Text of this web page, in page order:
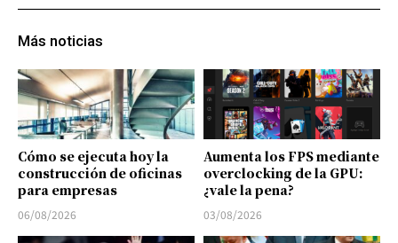
Más noticias
Cómo se ejecuta hoy la
construcción de oficinas
para empresas
06/08/2026
Aumenta los FPS mediante
overclocking de la GPU:
¿vale la pena?
03/08/2026